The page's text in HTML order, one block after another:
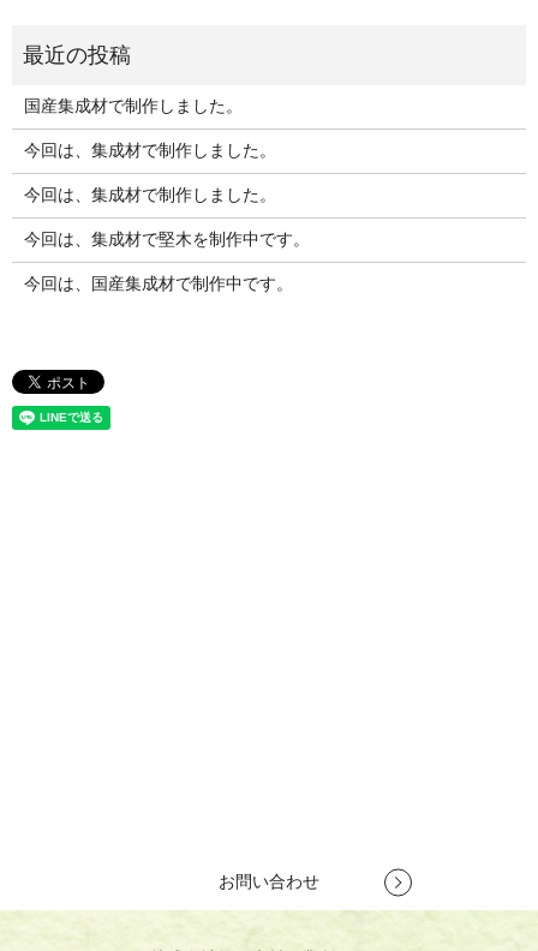
国産集成材で制作しました。
今回は、集成材で制作しました。
今回は、集成材で制作しました。
今回は、集成材で堅木を制作中です。
今回は、国産集成材で制作中です。
お問い合わせ